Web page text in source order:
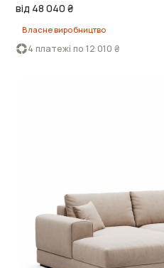
від 48 040 ₴
Власне виробництво
4 платежі по 12 010 ₴